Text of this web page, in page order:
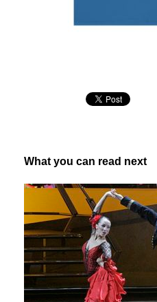
What you can read next